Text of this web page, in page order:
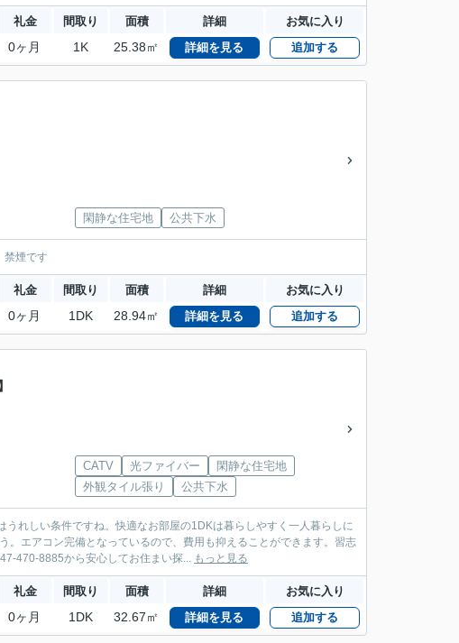
礼金 間取り 面積 詳細 お気に入り
0ヶ月 1K 25.38㎡ 詳細を見る 追加する
閑静な住宅地 公共下水
禁煙です
礼金 間取り 面積 詳細 お気に入り
0ヶ月 1DK 28.94㎡ 詳細を見る 追加する
CATV 光ファイバー
閑静な住宅地
外観タイル張り
公共下水
れしい条件ですね。快適なお部屋の1DKは暮らしやすく一人暮らしに
。エアコン完備となっているので、費用も抑えることができます。習志
470-8885から安心してお住まい探... もっと見る
礼金 間取り 面積 詳細 お気に入り
0ヶ月 1DK 32.67㎡ 詳細を見る 追加する